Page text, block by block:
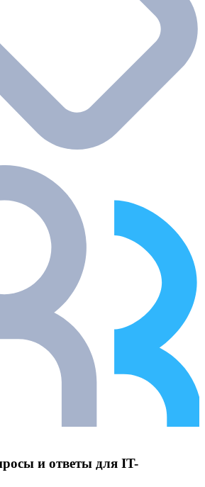
и ответы для IT-